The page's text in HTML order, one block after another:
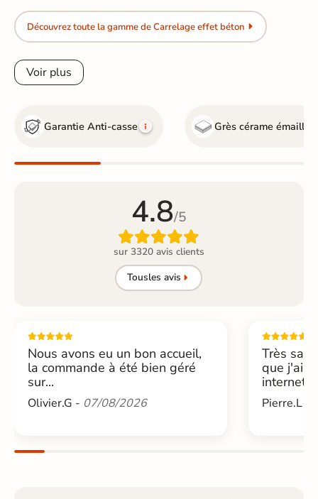
Découvrez toute la gamme de Carrelage effet béton
Voir plus
Garantie Anti-casse Grès cérame émaillé
4.8/5

sur 3320 avis clients
Tousles avis
Nous avons eu un bon accueil,
la commande à été bien géré
sur...
Olivier.G - 07/08/2026
Très
que j'ai
internet....
Pierre.L -